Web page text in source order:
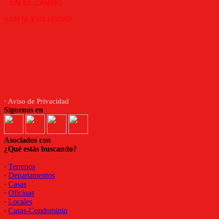
EN EL CAMINO
A UN NUEVO HOGAR
· Aviso de Privacidad
Síguenos en
Asociados con
¿Qué estás buscando?
· Terrenos
· Departamentos
· Casas
· Oficinas
· Locales
· Casas-Condominio